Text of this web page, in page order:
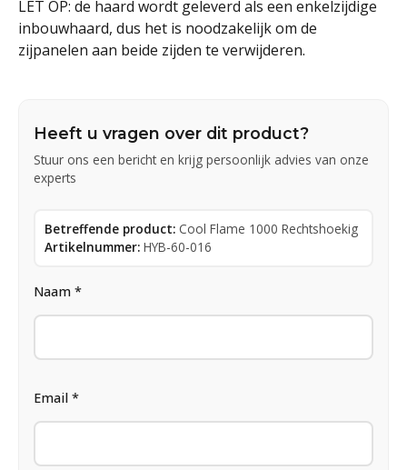
LET OP: de haard wordt geleverd als een enkelzijdige
inbouwhaard, dus het is noodzakelijk om de
zijpanelen aan beide zijden te verwijderen.
Heeft u vragen over dit product?
Stuur ons een bericht en krijg persoonlijk advies van onze
experts
Betreffende product: Cool Flame 1000 Rechtshoekig
Artikelnummer: HYB-60-016
Naam *
Email *